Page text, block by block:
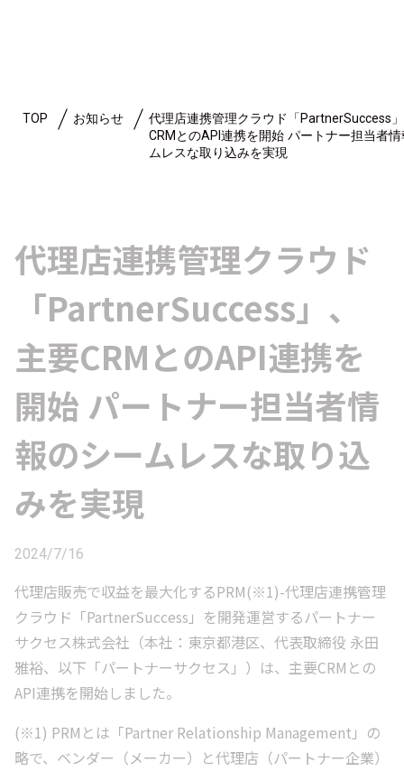
TOP お知らせ
代理店連携管理クラウド「PartnerSuccess
CRMとのAPI連携を開始 パートナー担当者
ムレスな取り込みを実現
代理店連携管理クラウド
「PartnerSuccess」、
主要CRMとのAPI連携を
開始 パートナー担当者情
報のシームレスな取り込
みを実現
2024/7/16
代理店販売で収益を最大化するPRM(※1)-代理店連携管理
クラウド「PartnerSuccess」を開発運営するパートナー
サクセス株式会社（本社：東京都港区、代表取締役 永田
雅裕、以下「パートナーサクセス」）は、主要CRMとの
API連携を開始しました。
(※1) PRMとは「Partner Relationship Management」の
略で、ベンダー（メーカー）と代理店（パートナー企業）